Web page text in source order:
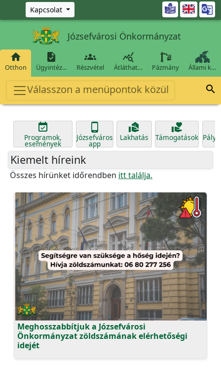
Ugrás a fő tartalomra
Kapcsolat 
Józsefvárosi Önkormányzat

Otthon

Ügyintéz…

Részvétel

Átláthat… Pázmány Állami k…
Válasszon a menüpontok közül 

Programok,
események

Józsefváros
app

Lakhatás

Támogatások
Kiemelt híreink
Összes hírünket időrendben itt találja.
Meghosszabbítjuk a Józsefvárosi
Önkormányzat zöldszámának elérhetőségi
idejét